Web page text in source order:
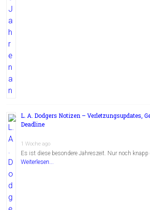
L. A. Dodgers Notizen – Verletzungsupdates,
Deadline
1 Woche ago
Es ist diese besondere Jahreszeit. Nur noch knapp
Weiterlesen...